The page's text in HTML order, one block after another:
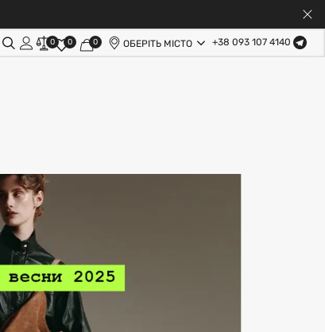
0 0 0 ОБЕРІТЬ МІСТО +38 093 107 4140